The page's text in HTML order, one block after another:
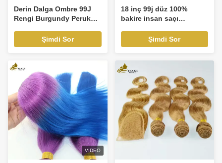
Derin Dalga Ombre 99J
Rengi Burgundy Peruk
Uzantıları Kapalı
Bültenler
Şimdi Sor
18 inç 99j düz 100%
bakire insan saçı
uzantılarıŞimdi Sor
VIDEO